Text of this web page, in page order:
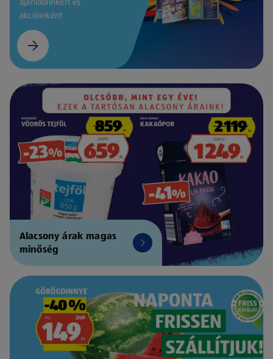
akcióinkért!
Alacsony árak magas
minőség